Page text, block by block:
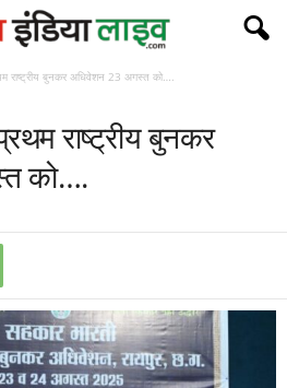
राष्ट्रीय बुनकर अधिवेशन 23 अगस्त को….
राष्ट्रीय बुनकर
को….